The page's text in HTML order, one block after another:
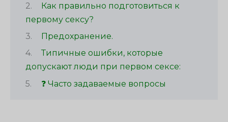
Как правильно подготовиться к
первому сексу?
Предохранение.
Типичные ошибки, которые
допускают люди при первом сексе:
❓ Часто задаваемые вопросы